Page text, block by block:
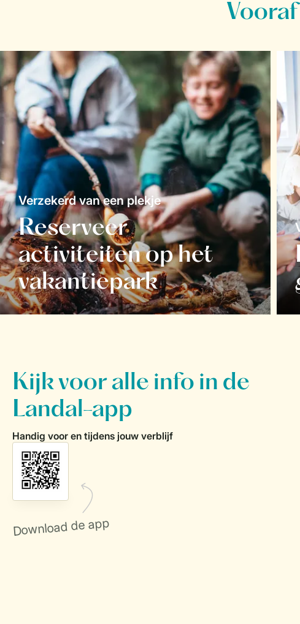
Reserveer
activiteiten op het
vakantiepark
Verzekerd van een plekje